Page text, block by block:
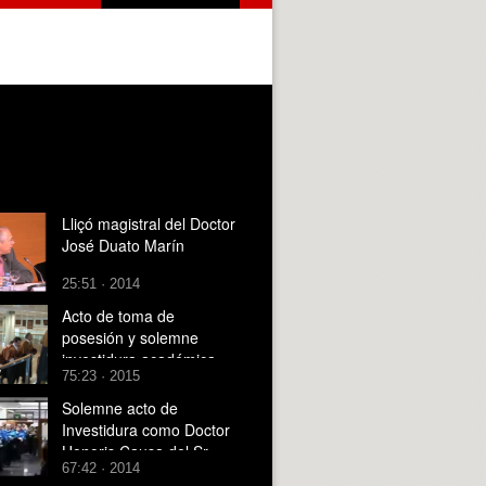
Lliçó magistral del Doctor
José Duato Marín
25:51 · 2014
Acto de toma de
posesión y solemne
investidura académica
del Dr. Jrancisco José
Mora Más como Recto
Magnífico
75:23 · 2015
Solemne acto de
Investidura como Doctor
Honoris Causa del Sr.
Enrique Iglesia
67:42 · 2014